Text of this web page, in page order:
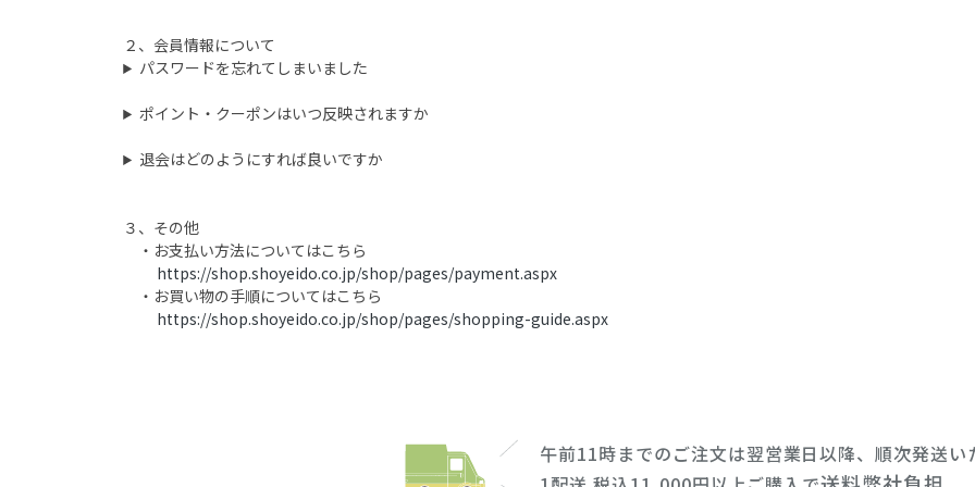
２、会員情報について
パスワードを忘れてしまいました
ポイント・クーポンはいつ反映されますか
退会はどのようにすれば良いですか
３、その他
・お支払い方法についてはこちら
https://shop.shoyeido.co.jp/shop/pages/payment.aspx
・お買い物の手順についてはこちら
https://shop.shoyeido.co.jp/shop/pages/shopping-guide.aspx
午前11時までのご注文は翌営業日以降、順次発送い